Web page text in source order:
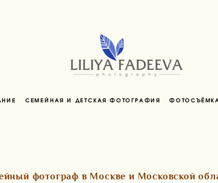
СЕМЕЙНАЯ И ДЕТСКАЯ ФОТОГРАФИЯ
фотограф в Москве и Московской